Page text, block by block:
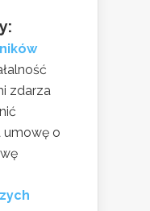
zdarza
umowę o